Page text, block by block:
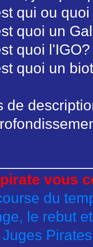
qui ou quoi
quoi un
quoi l'IGO?
quoi un
de
vous
du
le rebut
Pirates